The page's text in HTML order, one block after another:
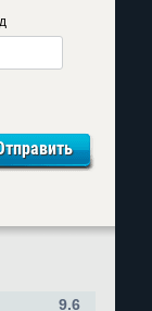
9.6